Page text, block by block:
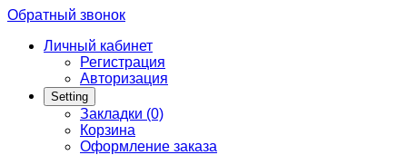
Обратный звонок
Личный кабинет
Регистрация
Авторизация
Setting
Закладки (0)
Корзина
Оформление заказа